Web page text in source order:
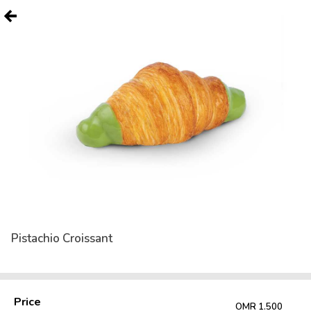
Pistachio Croissant
Price OMR 1.500